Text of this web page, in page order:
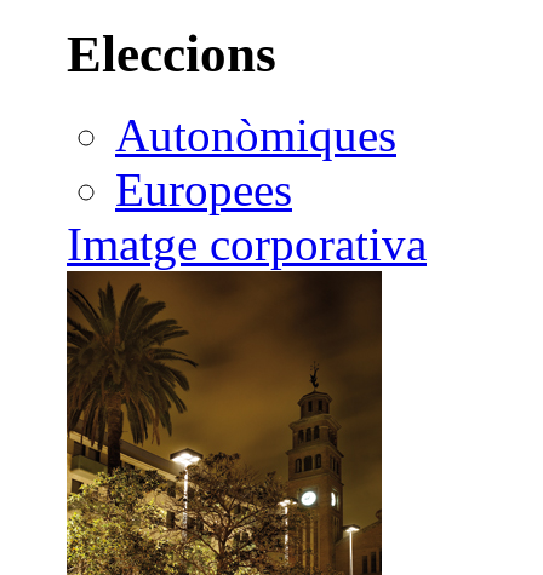
Eleccions
Autonòmiques
Europees
Imatge corporativa